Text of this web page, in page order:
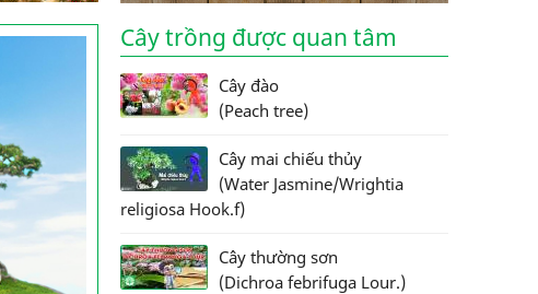
Cây trồng được quan tâm
Cây đào
(Peach tree)
Cây mai chiếu thủy
(Water Jasmine/Wrightia
religiosa Hook.f)
Cây thường sơn
(Dichroa febrifuga Lour.)